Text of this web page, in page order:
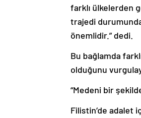
farklı ülkelerden
trajedi
önemlidir.” dedi.
Bu bağlamda
olduğunu
“Medeni bir
Filistin’de adalet